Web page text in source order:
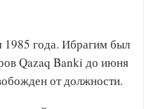
года. Ибрагим был
Qazaq Banki до июня
от должности.